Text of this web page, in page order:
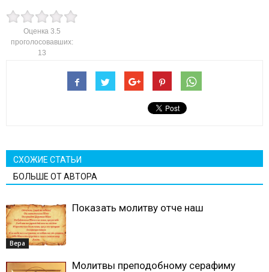
Оценка 3.5
проголосовавших:
13
СХОЖИЕ СТАТЬИ
БОЛЬШЕ ОТ АВТОРА
Вера
Показать молитву отче наш
Молитвы преподобному серафиму